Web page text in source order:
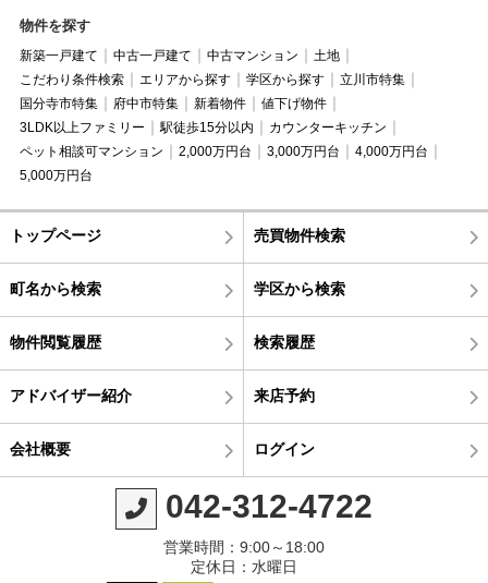
物件を探す
新築一戸建て 中古一戸建て 中古マンション
土地
こだわり条件検索
エリアから探す 学区から探す
立川市特集
国分寺市特集
府中市特集 新着物件
値下げ物件
3LDK以上ファミリー
駅徒歩15分以内
カウンターキッチン
ペット相談可マンション
2,000万円台 3,000万円台
4,000万円台
5,000万円台
トップページ 売買物件検索
町名から検索 学区から検索
物件閲覧履歴 検索履歴
アドバイザー紹介 来店予約
会社概要 ログイン
042-312-4722
営業時間：9:00～18:00
定休日：水曜日